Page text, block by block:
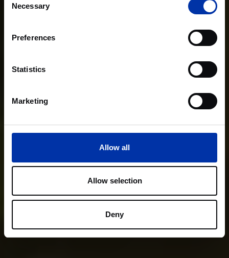
Selection
Necessary
Preferences
Statistics
Marketing
Allow all
Allow selection
Deny